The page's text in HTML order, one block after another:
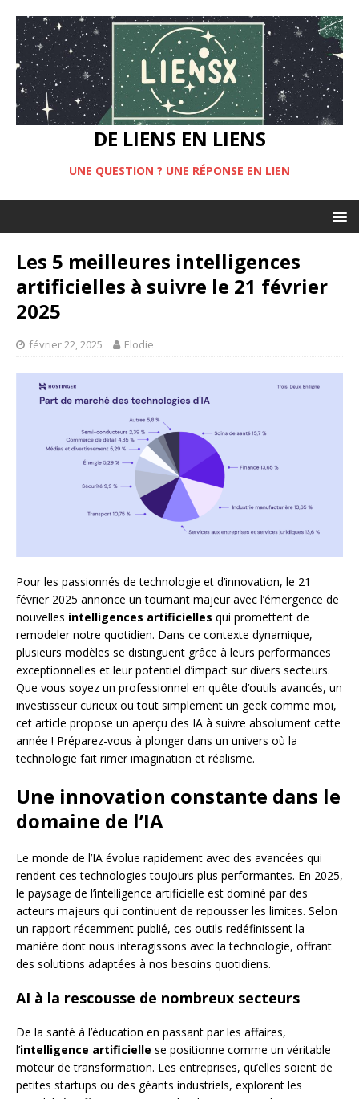
DE LIENS EN LIENS
UNE QUESTION ? UNE RÉPONSE EN LIEN
Les 5 meilleures intelligences
artificielles à suivre le 21 février
2025
février 22, 2025 Elodie
Pour les passionnés de technologie et d’innovation, le 21
février 2025 annonce un tournant majeur avec l’émergence de
nouvelles intelligences artificielles qui promettent de
remodeler notre quotidien. Dans ce contexte dynamique,
plusieurs modèles se distinguent grâce à leurs performances
exceptionnelles et leur potentiel d’impact sur divers secteurs.
Que vous soyez un professionnel en quête d’outils avancés, un
investisseur curieux ou tout simplement un geek comme moi,
cet article propose un aperçu des IA à suivre absolument cette
année ! Préparez-vous à plonger dans un univers où la
technologie fait rimer imagination et réalisme.
Une innovation constante dans le
domaine de l’IA
Le monde de l’IA évolue rapidement avec des avancées qui
rendent ces technologies toujours plus performantes. En 2025,
le paysage de l’intelligence artificielle est dominé par des
acteurs majeurs qui continuent de repousser les limites. Selon
un rapport récemment publié, ces outils redéfinissent la
manière dont nous interagissons avec la technologie, offrant
des solutions adaptées à nos besoins quotidiens.
AI à la rescousse de nombreux secteurs
De la santé à l’éducation en passant par les affaires,
l’intelligence artificielle se positionne comme un véritable
moteur de transformation. Les entreprises, qu’elles soient de
petites startups ou des géants industriels, explorent les